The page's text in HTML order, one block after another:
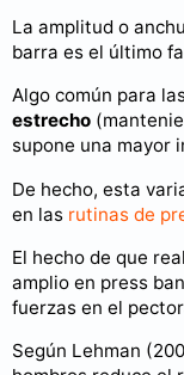
La amplitud o
barra es el último
Algo común para
estrecho
supone una mayor
De hecho, esta
en las rutinas de
El hecho de que
amplio en press
fuerzas en el
Según Lehman